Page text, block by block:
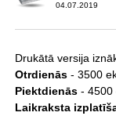
04.07.2019
Drukātā versija
Otrdienās - 3500
Piektdienās - 4500
Laikraksta